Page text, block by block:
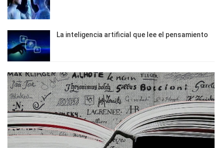
La inteligencia artificial que lee el pensamiento